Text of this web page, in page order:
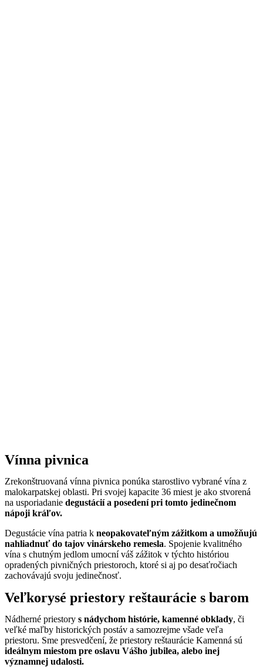
Vínna pivnica
Zrekonštruovaná vínna pivnica ponúka starostlivo vybrané vína z
malokarpatskej oblasti. Pri svojej kapacite 36 miest je ako stvorená
na usporiadanie degustácií a posedení pri tomto jedinečnom
nápoji kráľov.
Degustácie vína patria k neopakovateľným zážitkom a umožňujú
nahliadnuť do tajov vinárskeho remesla. Spojenie kvalitného
vína s chutným jedlom umocní váš zážitok v týchto históriou
opradených pivničných priestoroch, ktoré si aj po desaťročiach
zachovávajú svoju jedinečnosť.
Veľkorysé priestory reštaurácie s barom
Nádherné priestory s nádychom histórie, kamenné obklady, či
veľké maľby historických postáv a samozrejme všade veľa
priestoru. Sme presvedčení, že priestory reštaurácie Kamenná sú
ideálnym miestom pre oslavu Vášho jubilea, alebo inej
významnej udalosti.